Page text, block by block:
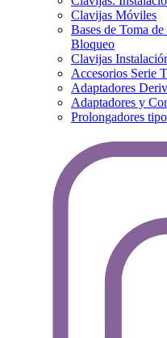
Clavijas Móviles
Bases de Toma
Bloqueo
Clavijas
Accesorios Serie
Adaptadores
Adaptadores y
Prolongadores